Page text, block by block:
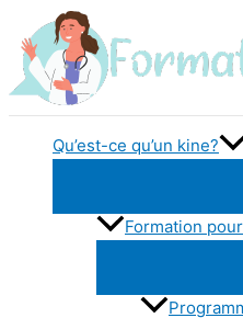
au
contenu
Qu’est-ce qu’un kine?
Formation